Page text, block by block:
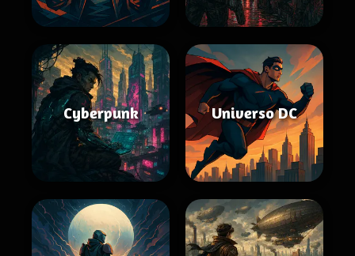
Cyberpunk Universo DC